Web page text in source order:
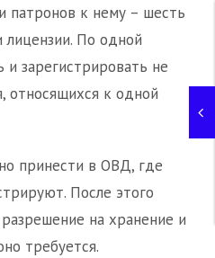
патронов к нему – шесть
По одной
зарегистрировать не
относящихся к одной
принести в ОВД, где
После этого
на хранение и
требуется.